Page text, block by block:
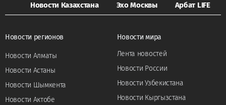
Новости Казахстана Эхо Москвы Арбат LIFE
Новости регионов
Новости Алматы
Новости Астаны
Новости Шымкента
Новости Актобе
Новости мира
Лента новостей
Новости России
Новости Узбекистана
Новости Кыргызстана